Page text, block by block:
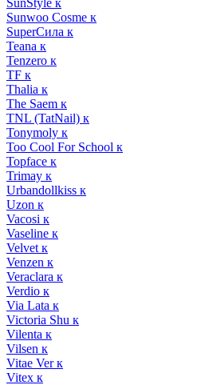
SunStyle к
Sunwoo Cosme к
SuperСила к
Teana к
Tenzero к
TF к
Thalia к
The Saem к
TNL (TatNail) к
Tonymoly к
Too Cool For School к
Topface к
Trimay к
Urbandollkiss к
Uzon к
Vacosi к
Vaseline к
Velvet к
Venzen к
Veraclara к
Verdio к
Via Lata к
Victoria Shu к
Vilenta к
Vilsen к
Vitae Ver к
Vitex к